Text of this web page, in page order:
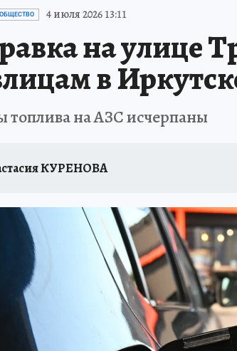
ПРОИСШЕСТВИЯ АФИША
ОБЩЕСТВО 4 июля 2026 13:11
на улице
в
топлива на АЗС исчерпаны
КУРЕНОВА